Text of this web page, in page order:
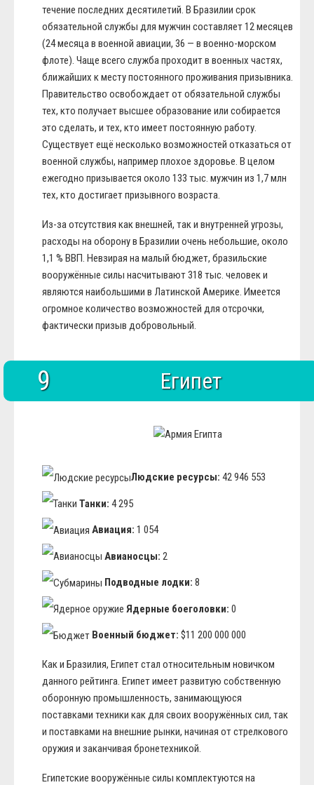
течение последних десятилетий. В Бразилии срок
обязательной службы для мужчин составляет 12 месяцев
(24 месяца в военной авиации, 36 — в военно-морском
флоте). Чаще всего служба проходит в военных частях,
ближайших к месту постоянного проживания призывника.
Правительство освобождает от обязательной службы
тех, кто получает высшее образование или собирается
это сделать, и тех, кто имеет постоянную работу.
Существует ещё несколько возможностей отказаться от
военной службы, например плохое здоровье. В целом
ежегодно призывается около 133 тыс. мужчин из 1,7 млн
тех, кто достигает призывного возраста.
Из-за отсутствия как внешней, так и внутренней угрозы,
расходы на оборону в Бразилии очень небольшие, около
1,1 % ВВП. Невзирая на малый бюджет, бразильские
вооружённые силы насчитывают 318 тыс. человек и
являются наибольшими в Латинской Америке. Имеется
огромное количество возможностей для отсрочки,
фактически призыв добровольный.
9 Египет
Людские ресурсы: 42 946 553
Танки: 4 295
Авиация: 1 054
Авианосцы: 2
Подводные лодки: 8
Ядерные боеголовки: 0
Военный бюджет: $11 200 000 000
Как и Бразилия, Египет стал относительным новичком
данного рейтинга. Египет имеет развитую собственную
оборонную промышленность, занимающуюся
поставками техники как для своих вооружённых сил, так
и поставками на внешние рынки, начиная от стрелкового
оружия и заканчивая бронетехникой.
Египетские вооружённые силы комплектуются на